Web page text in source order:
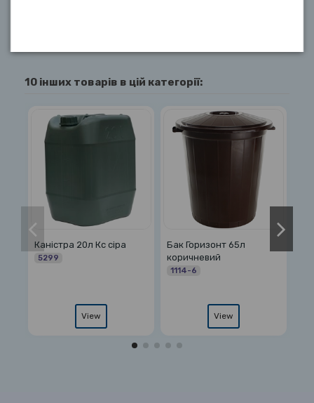
10 інших товарів в цій категорії:
Бак Горизонт 65л
коричневий
Бідон 60л білий широке
горло з прокладкою